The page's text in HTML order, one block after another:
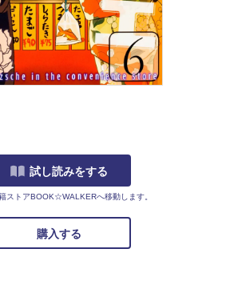
試し読みをする
ストアBOOK☆WALKERへ移動します。
購入する